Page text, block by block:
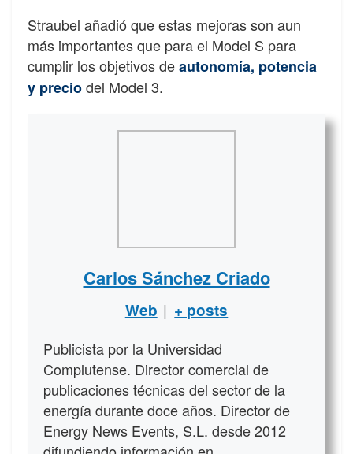
Straubel añadió que estas mejoras son aun
más importantes que para el Model S para
cumplir los objetivos deautonomía, potencia
y preciodel Model 3.
Carlos Sánchez Criado
Web | + posts
Publicista por la Universidad
Complutense. Director comercial de
publicaciones técnicas del sector de la
energía durante doce años. Director de
Energy News Events, S.L. desde 2012